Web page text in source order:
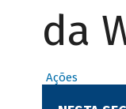
da
Ações